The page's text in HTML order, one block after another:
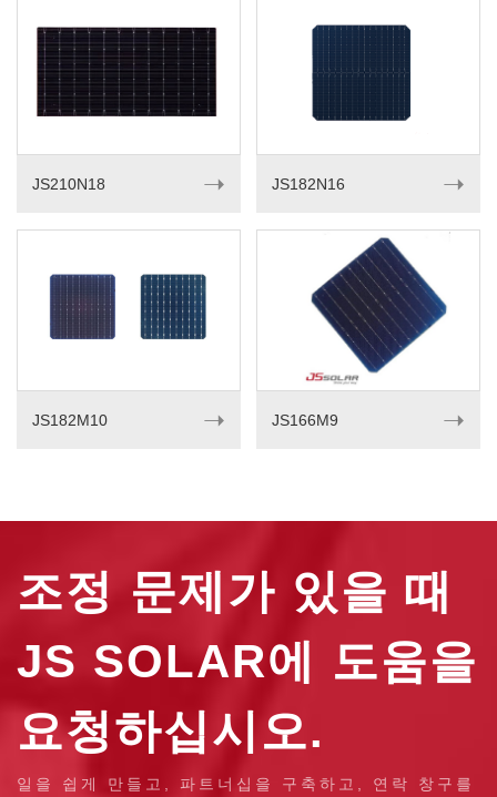
JS210N18 ➝ JS182N16 ➝
JS182M10 ➝ JS166M9 ➝
조정 문제가 있을 때
JS SOLAR에 도움을
요청하십시오.
일을 쉽게 만들고, 파트너십을 구축하고, 연락 창구를